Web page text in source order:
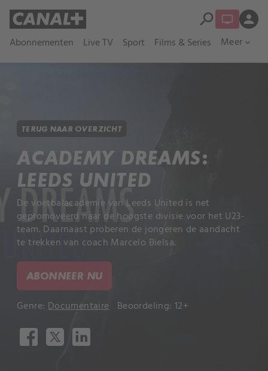
Abonnementen Live TV Sport Films & Series Meer expand_more
search person
TERUG NAAR OVERZICHT
ACADEMY DREAMS:
LEEDS UNITED
De voetbalacademie van Leeds United is net
gepromoveerd naar de hoogste divisie voor het U23-
team. Daarnaast proberen de jongeren de aandacht
te trekken van coach Marcelo Bielsa.
ABONNEER NU
Genre: Documentaire Beoordeling: 12+